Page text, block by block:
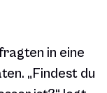
in eine
„Findest du